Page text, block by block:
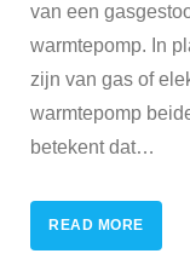
van een
warmtepomp. In
zijn van gas of
warmtepomp
betekent dat…
READ MORE